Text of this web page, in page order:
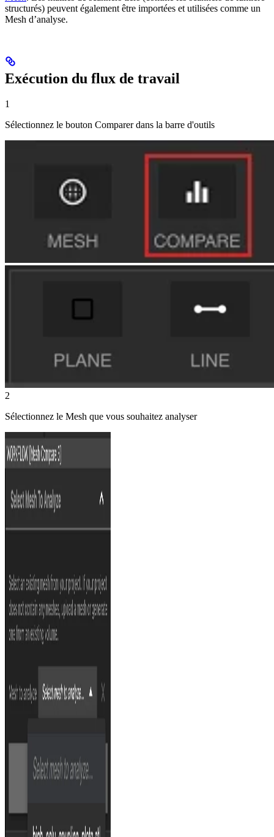
structurés) peuvent également être importées et utilisées comme un
Mesh d’analyse.
Exécution du flux de travail
1
Sélectionnez le bouton Comparer dans la barre d'outils
2
Sélectionnez le Mesh que vous souhaitez analyser